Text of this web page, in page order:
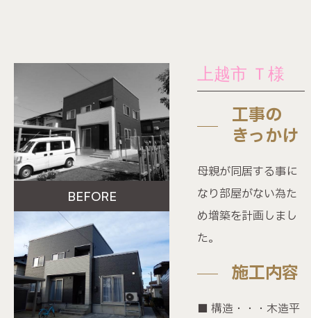
施工事例
ビフォーアフター動画
不動産情報
ショールーム
会社案内
イベント情報
BEFORE
上越市 Ｔ様
工事の
きっかけ
母親が同居する事に
なり部屋がない為た
め増築を計画しまし
た。
施工内容
■ 構造・・・木造平